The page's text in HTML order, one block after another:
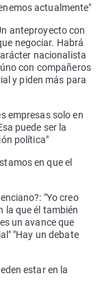
actualmente"
anteproyecto con
negociar. Habrá
nacionalista
con compañeros
y piden más para
empresas solo en
puede ser la
política"
en que el
"Yo creo
la que él también
un avance que
"Hay un debate
estar en la